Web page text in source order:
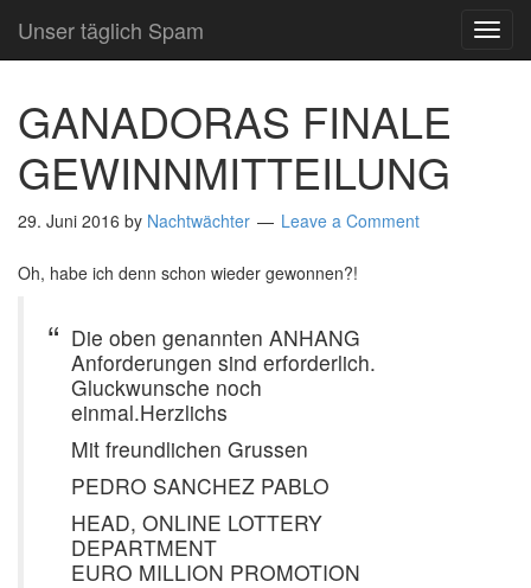
Unser täglich Spam
GANADORAS FINALE
GEWINNMITTEILUNG
29. Juni 2016 by Nachtwächter Leave a Comment
Oh, habe ich denn schon wieder gewonnen?!
Die oben genannten ANHANG
Anforderungen sind erforderlich.
Gluckwunsche noch
einmal.Herzlichs
Mit freundlichen Grussen
PEDRO SANCHEZ PABLO
HEAD, ONLINE LOTTERY
DEPARTMENT
EURO MILLION PROMOTION